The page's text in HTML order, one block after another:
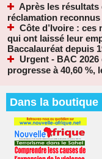
Après les résultats
réclamation
Côte d’Ivoire : ces
qui ont laissé leur
Baccalauréat depuis
Urgent - BAC
progresse à 40,60 %,
Dans la boutique